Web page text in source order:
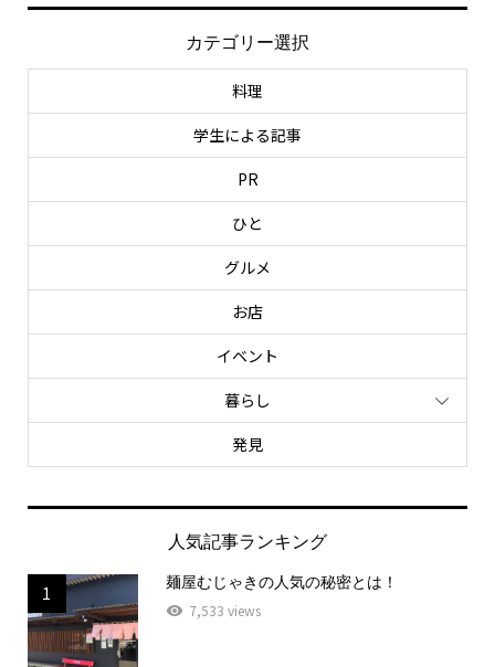
カテゴリー選択
料理
学生による記事
PR
ひと
グルメ
お店
イベント
暮らし
発見
人気記事ランキング
1
麺屋むじゃきの人気の秘密とは！
7,533 views